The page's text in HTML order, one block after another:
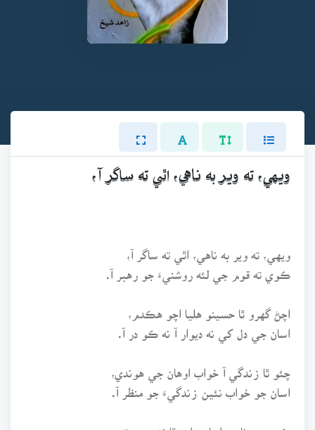
ويهي، ته وير به ناهي، اٿي ته ساگر آ،
ويهي، ته وير به ناهي، اٿي ته ساگر آ،
ڪوي ته قوم جي لئه روشنيءَ جو رهبر آ.
اچڻ گهرو ٿا حسينو هليا اچو هڪدم،
اسان جي دل کي نه ديوار آ نه ڪو در آ.
چئو ٿا زندگي آ خواب اوهان جي هوندي،
اسان جو خواب نئين زندگيءَ جو منظر آ.
ڪو جرم ناهي اسان راهه ٿا نئين جوڙيون،